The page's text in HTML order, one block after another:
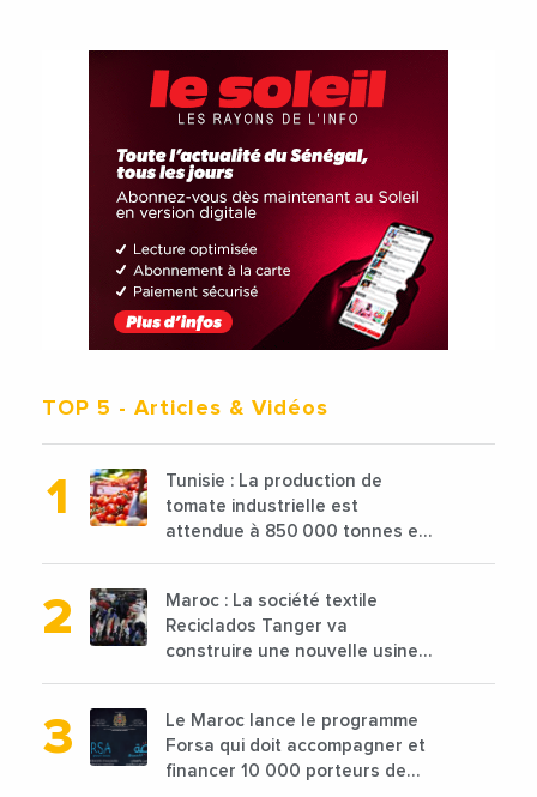
TOP 5 - Articles & Vidéos
Tunisie : La production de
tomate industrielle est
attendue à 850 000 tonnes en
Maroc : La société textile
Reciclados Tanger va
construire une nouvelle usine
Le Maroc lance le programme
Forsa qui doit accompagner et
financer 10 000 porteurs de